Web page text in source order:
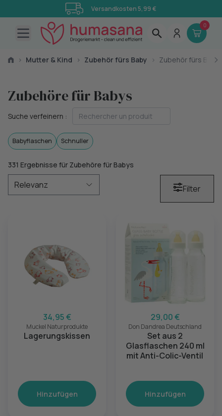
Versandkosten 5,99 €
Open main menu
0
› Mutter & Kind › Zubehör fürs Baby › Zubehör fürs Baby
Zubehöre für Babys
Suche verfeinern :
Babyflaschen Schnuller
331 Ergebnisse für Zubehöre für Babys
Filter
34,95 €
Muckel Naturprodukte
Lagerungskissen
Hinzufügen
29,00 €
Don Dandrea Deutschland
Set aus 2
Glasflaschen 240 ml
mit Anti-Colic-Ventil
Hinzufügen